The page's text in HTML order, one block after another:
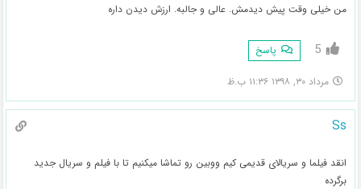
من خیلی وقت پیش دیدمش. عالی و جالبه. ارزش دیدن داره
5 پاسخ
مرداد ۳۰, ۱۳۹۸ ۱۱:۳۶ ب.ظ
Ss
انقد فیلما و سریالای قدیمی کیم ووبین رو تماشا میکنیم تا با فیلم و سریال جدید
برگرده